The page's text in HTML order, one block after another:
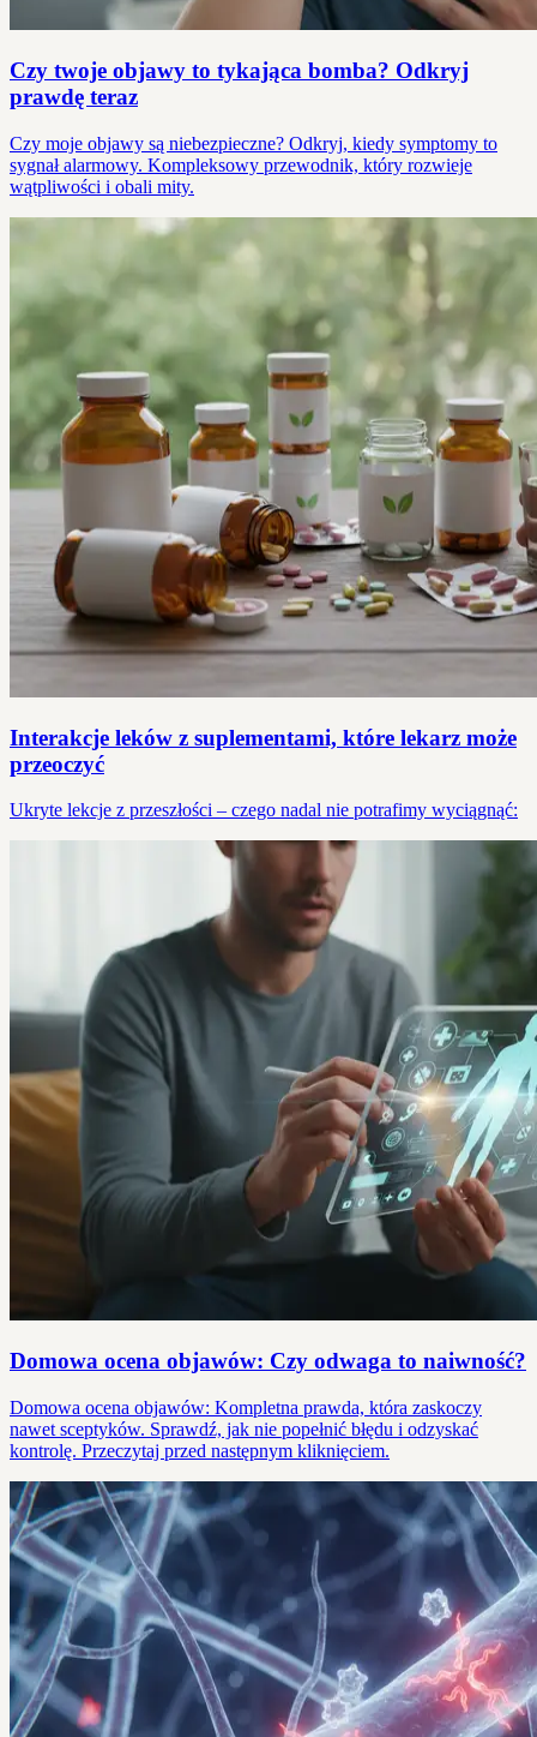
Czy twoje objawy to tykająca bomba? Odkryj
prawdę teraz
Czy moje objawy są niebezpieczne? Odkryj, kiedy symptomy to
sygnał alarmowy. Kompleksowy przewodnik, który rozwieje
wątpliwości i obali mity.
Interakcje leków z suplementami, które lekarz może
przeoczyć
Ukryte lekcje z przeszłości – czego nadal nie potrafimy wyciągnąć:
Domowa ocena objawów: Czy odwaga to naiwność?
Domowa ocena objawów: Kompletna prawda, która zaskoczy
nawet sceptyków. Sprawdź, jak nie popełnić błędu i odzyskać
kontrolę. Przeczytaj przed następnym kliknięciem.